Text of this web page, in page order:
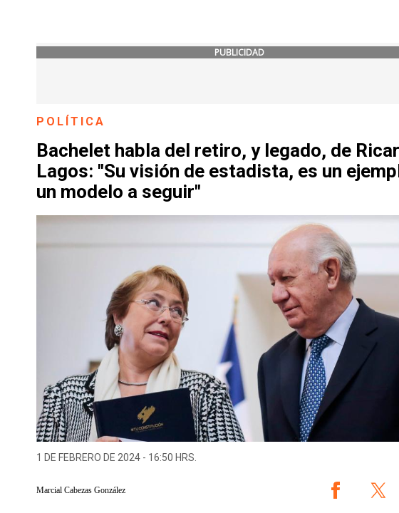
PUBLICIDAD
POLÍTICA
Bachelet habla del retiro, y legado, de
Lagos: "Su visión de estadista, es un
un modelo a seguir"
1 DE FEBRERO DE 2024 - 16:50 HRS.
Marcial Cabezas González